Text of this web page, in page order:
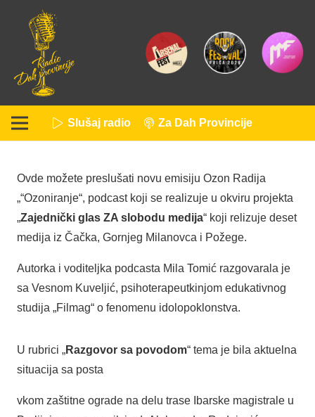
Slušaj radio Za Dah Provincije
Ovde možete preslušati novu emisiju Ozon Radija
„“Ozoniranje“, podcast koji se realizuje u okviru projekta
„Zajednički glas ZA slobodu medija“ koji relizuje deset
medija iz Čačka, Gornjeg Milanovca i Požege.
Autorka i voditeljka podcasta Mila Tomić razgovarala je
sa Vesnom Kuveljić, psihoterapeutkinjom edukativnog
studija „Filmag“ o fenomenu idolopoklonstva.
U rubrici „Razgovor sa povodom“ tema je bila aktuelna
situacija sa posta
vkom zaštitne ograde na delu trase Ibarske magistrale u